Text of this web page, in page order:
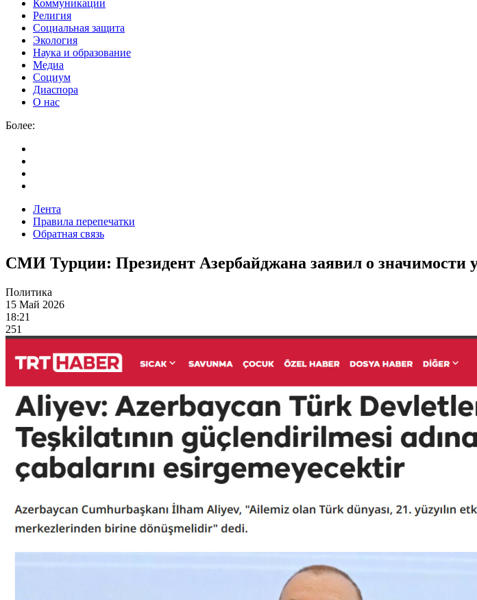
Коммуникации
Религия
Социальная защита
Экология
Наука и образование
Медиа
Социум
Диаспора
О нас
Более:
Лента
Правила перепечатки
Обратная связь
СМИ Турции: Президент Азербайджана заявил о значимости
Политика
15 Май 2026
18:21
251